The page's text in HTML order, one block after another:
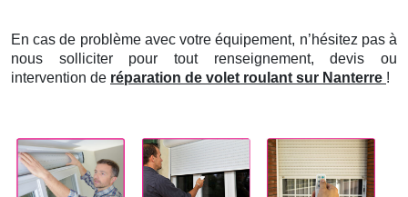
En cas de problème avec votre équipement, n’hésitez pas à
nous solliciter pour tout renseignement, devis ou
intervention de réparation de volet roulant sur Nanterre !